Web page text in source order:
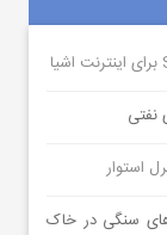
نفتی
استوار
های سنگی در خاک